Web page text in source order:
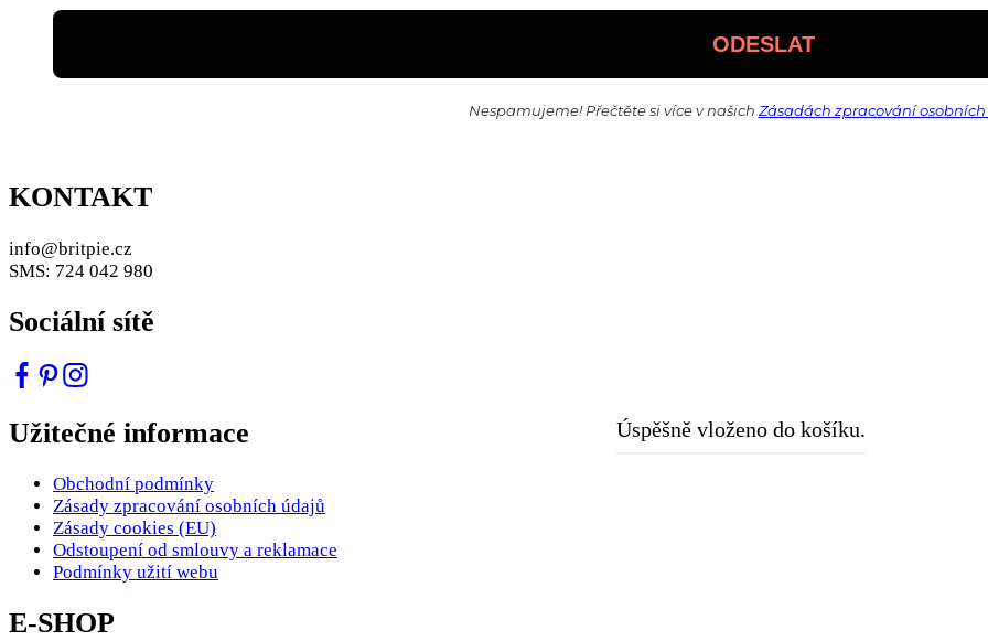
Nespamujeme! Přečtěte si více v našich Zásadách zpracování
KONTAKT
info@britpie.cz
SMS: 724 042 980
Sociální sítě
Užitečné informace
Obchodní podmínky
Zásady zpracování osobních údajů
Zásady cookies (EU)
Odstoupení od smlouvy a reklamace
Podmínky užití webu
E-SHOP
Úspěšně vloženo do košíku.